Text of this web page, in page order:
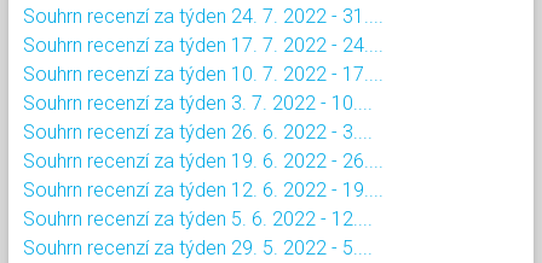
Souhrn recenzí za týden 24. 7. 2022 - 31....
Souhrn recenzí za týden 17. 7. 2022 - 24....
Souhrn recenzí za týden 10. 7. 2022 - 17....
Souhrn recenzí za týden 3. 7. 2022 - 10....
Souhrn recenzí za týden 26. 6. 2022 - 3....
Souhrn recenzí za týden 19. 6. 2022 - 26....
Souhrn recenzí za týden 12. 6. 2022 - 19....
Souhrn recenzí za týden 5. 6. 2022 - 12....
Souhrn recenzí za týden 29. 5. 2022 - 5....